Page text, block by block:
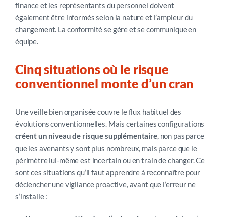
finance et les représentants du personnel doivent
également être informés selon la nature et l’ampleur du
changement. La conformité se gère et se communique en
équipe.
Cinq situations où le risque
conventionnel monte d’un cran
Une veille bien organisée couvre le flux habituel des
évolutions conventionnelles. Mais certaines configurations
créent un niveau de risquesupplémentaire, non pas parce
que les avenants y sont plus nombreux, mais parce que le
périmètre lui-même est incertain ou en train de changer. Ce
sont ces situations qu’il faut apprendre à reconnaître pour
déclencher une vigilance proactive, avant que l’erreur ne
s’installe :